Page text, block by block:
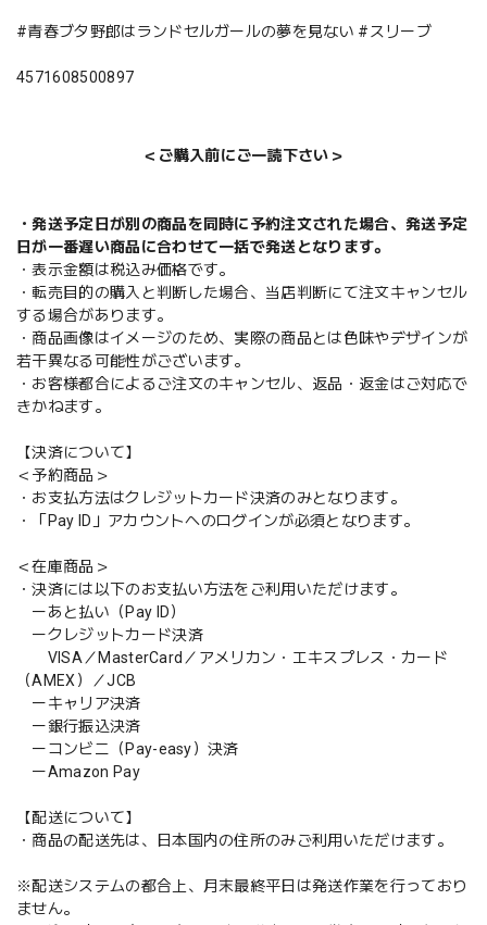
#青春ブタ野郎はランドセルガールの夢を見ない #スリーブ
4571608500897
＜ご購入前にご一読下さい＞
・発送予定日が別の商品を同時に予約注文された場合、発送予定
日が一番遅い商品に合わせて一括で発送となります。
・表示金額は税込み価格です。
・転売目的の購入と判断した場合、当店判断にて注文キャンセル
する場合があります。
・商品画像はイメージのため、実際の商品とは色味やデザインが
若干異なる可能性がございます。
・お客様都合によるご注文のキャンセル、返品・返金はご対応で
きかねます。
【決済について】
＜予約商品＞
・お支払方法はクレジットカード決済のみとなります。
・「Pay ID」アカウントへのログインが必須となります。
＜在庫商品＞
・決済には以下のお支払い方法をご利用いただけます。
ーあと払い（Pay ID）
ークレジットカード決済
VISA／MasterCard／アメリカン・エキスプレス・カード
（AMEX）／JCB
ーキャリア決済
ー銀行振込決済
ーコンビニ（Pay-easy）決済
ーAmazon Pay
【配送について】
・商品の配送先は、日本国内の住所のみご利用いただけます。
※配送システムの都合上、月末最終平日は発送作業を行っており
ません。